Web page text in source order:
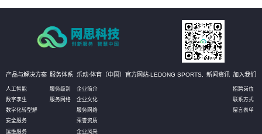
产品与解决方案
人工智能
数字孪生
数字化转型解
安全服务
运维服务
服务体系
服务级别
服务网络
乐动·体育（中国）官方网站-LEDONG SPORTS,
企业简介
企业文化
服务网络
荣誉资质
企业风采
新闻资讯 加入我们
招聘岗位
联系方式
留言表单